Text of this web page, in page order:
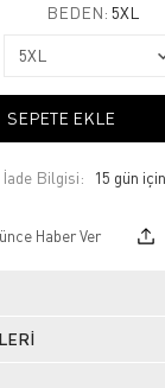
BEDEN: 5XL
SEPETE EKLE
İade Bilgisi:
Haber Ver